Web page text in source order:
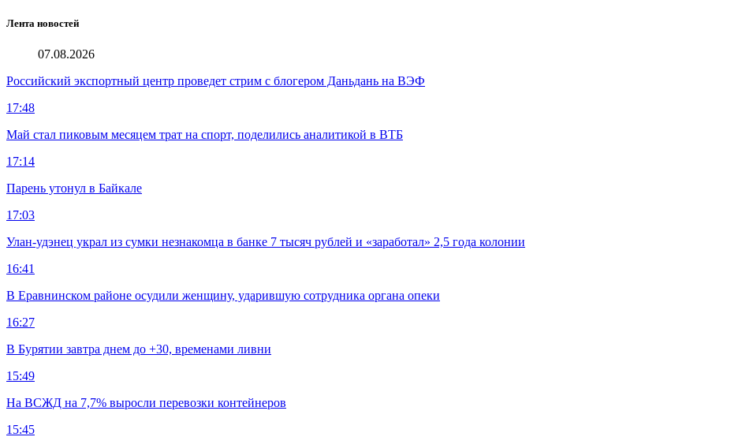
Лента новостей
07.08.2026
Российский экспортный центр проведет стрим с блогером Даньдань на ВЭФ
17:48
Май стал пиковым месяцем трат на спорт, поделились аналитикой в ВТБ
17:14
Парень утонул в Байкале
17:03
Улан-удэнец украл из сумки незнакомца в банке 7 тысяч рублей и «заработал» 2,5 года колонии
16:41
В Еравнинском районе осудили женщину, ударившую сотрудника органа опеки
16:27
В Бурятии завтра днем до +30, временами ливни
15:49
На ВСЖД на 7,7% выросли перевозки контейнеров
15:45